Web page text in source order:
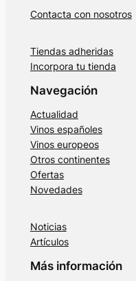
Contacta con nosotros
Tiendas adheridas
Incorpora tu tienda
Navegación
Actualidad
Vinos españoles
Vinos europeos
Otros continentes
Ofertas
Novedades
Noticias
Artículos
Más información